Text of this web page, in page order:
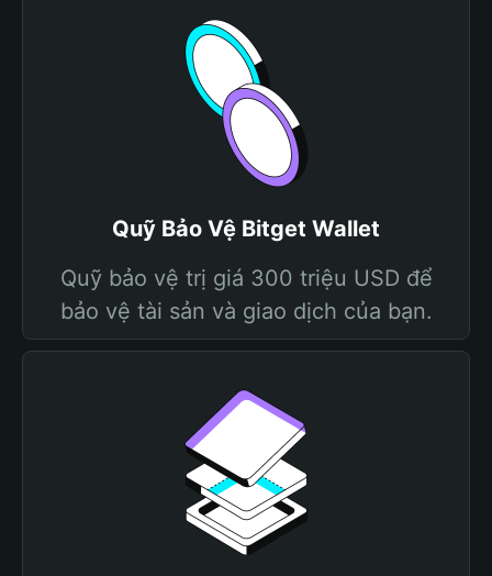
Quỹ Bảo Vệ Bitget Wallet
Quỹ bảo vệ trị giá 300 triệu USD để
bảo vệ tài sản và giao dịch của bạn.